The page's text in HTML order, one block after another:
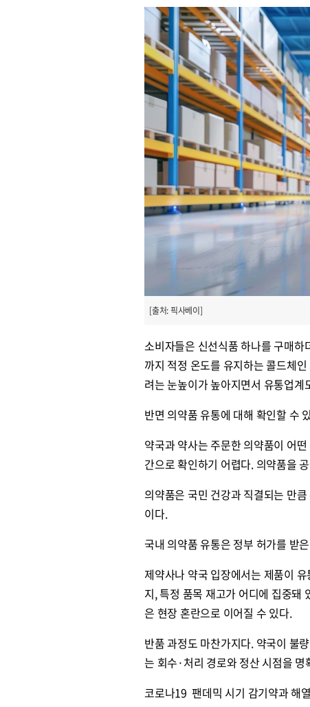
[출처: 픽사베이]
소비자들은 신선식품 하나를 구매
까지 적정 온도를 유지하는 콜드체
려는 눈높이가 높아지면서 유통업
반면 의약품 유통에 대해 확인할 수
약국과 약사는 주문한 의약품이 어
간으로 확인하기 어렵다. 의약품을
의약품은 국민 건강과 직결되는 만
이다.
국내 의약품 유통은 정부 허가를 받
제약사나 약국 입장에서는 제품이
지, 특정 품목 재고가 어디에 집중돼
은 현장 혼란으로 이어질 수 있다.
반품 과정도 마찬가지다. 약국이 불
는 회수·처리 경로와 정산 시점을
코로나19 팬데믹 시기 감기약과 해